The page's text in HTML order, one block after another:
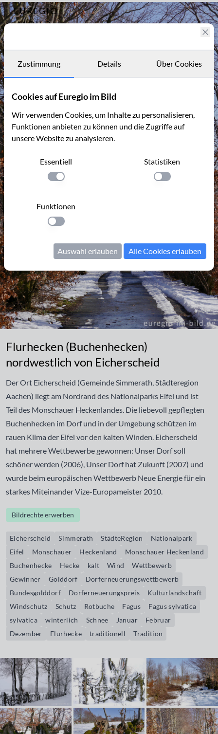
EUREGIO
IM BILD
Archiv
Kontakt
Archiv 8814
Flurhecken (Buchenhecken)
nordwestlich von Eicherscheid
Der Ort Eicherscheid (Gemeinde Simmerath, Städteregion
Aachen) liegt am Nordrand des Nationalparks Eifel und ist
Teil des Monschauer Heckenlandes. Die liebevoll gepflegten
Buchenhecken im Dorf und in der Umgebung schützen im
rauen Klima der Eifel vor den kalten Winden. Eicherscheid
hat mehrere Wettbewerbe gewonnen: Unser Dorf soll
schöner werden (2006), Unser Dorf hat Zukunft (2007) und
wurde beim europäischen Wettbewerb Neue Energie für ein
starkes Miteinander Vize-Europameister 2010.
Bildrechte erwerben
Eicherscheid Simmerath StädteRegion
Nationalpark
Eifel
Monschauer Heckenland
Monschauer Heckenland
Buchenhecke
Hecke kalt Wind
Wettbewerb
Gewinner
Golddorf
Dorferneuerungswettbewerb
Bundesgolddorf
Dorferneuerungspreis
Kulturlandschaft
Windschutz
Schutz Rotbuche Fagus
Fagus sylvatica
sylvatica
winterlich Schnee Januar
Februar
Dezember
Flurhecke traditionell Tradition
Zustimmung Details Über Cookies
Cookies auf Euregio im Bild
Wir verwenden Cookies, um Inhalte zu personalisieren,
Funktionen anbieten zu können und die Zugriffe auf
unsere Website zu analysieren.
Essentiell
Einstellung anwenden
Statistiken
Einstellung
Funktionen
Einstellung anwenden
Auswahl erlauben Alle Cookies erlauben